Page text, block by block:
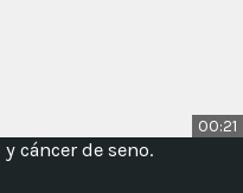
00:21
cáncer de seno.